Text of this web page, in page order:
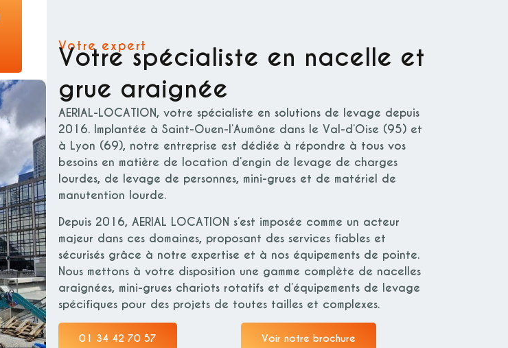
Votre expert
Votre spécialiste en nacelle et
grue araignée
AERIAL-LOCATION, votre spécialiste en solutions de levage depuis
2016. Implantée à Saint-Ouen-l’Aumône dans le Val-d’Oise (95) et
à Lyon (69), notre entreprise est dédiée à répondre à tous vos
besoins en matière de location d’engin de levage de charges
lourdes, de levage de personnes, mini-grues et de matériel de
manutention lourde.
Depuis 2016, AERIAL LOCATION s’est imposée comme un acteur
majeur dans ces domaines, proposant des services fiables et
sécurisés grâce à notre expertise et à nos équipements de pointe.
Nous mettons à votre disposition une gamme complète de nacelles
araignées, mini-grues chariots rotatifs et d’équipements de levage
spécifiques pour des projets de toutes tailles et complexes.
01 34 42 70 57 Voir notre brochure